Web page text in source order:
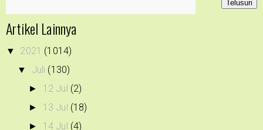
Artikel Lainnya
▼ 2021 (1014)
▼ Juli (130)
► 12 Jul (2)
► 13 Jul (18)
► 14 Jul (4)